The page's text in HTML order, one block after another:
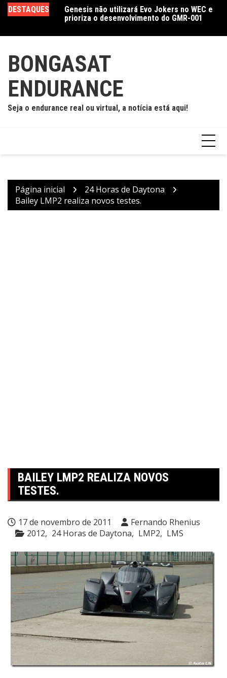
para
conteúdo
DESTAQUES
Genesis não utilizará Evo Jokers no WEC e
prioriza o desenvolvimento do GMR-001
Crise geopolítica força Asian Le Mans
Series a migrar temporada 2026/27 para a
BONGASAT
ENDURANCE
Seja o endurance real ou virtual, a notícia está aqui!
Página inicial
24 Horas de Daytona
Bailey LMP2 realiza novos testes.
BAILEY LMP2 REALIZA NOVOS
TESTES.
17 de novembro de 2011
Fernando Rhenius
2012
24 Horas de Daytona LMP2 LMS